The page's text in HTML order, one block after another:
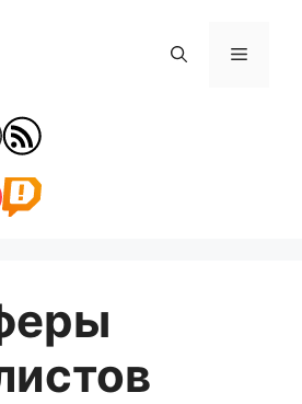
Меню